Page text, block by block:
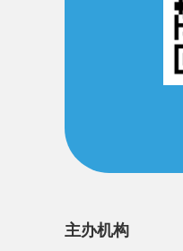
主办机构